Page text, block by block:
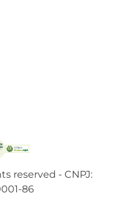
reserved - CNPJ:
86